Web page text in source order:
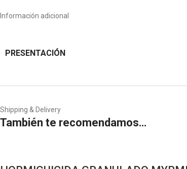
Información adicional
PRESENTACIÓN
Shipping & Delivery
También te recomendamos…